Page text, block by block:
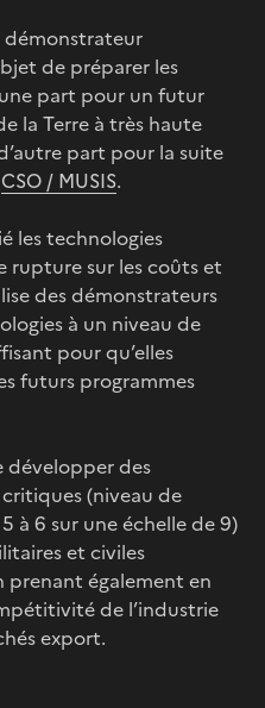
démonstrateur
de préparer les
part pour un futur
la Terre à très haute
part pour la suite
CSO / MUSIS.
les technologies
rupture sur les coûts et
des démonstrateurs
à un niveau de
pour qu’elles
futurs programmes
développer des
(niveau de
à 6 sur une échelle de 9)
et civiles
prenant également en
de l’industrie
export.